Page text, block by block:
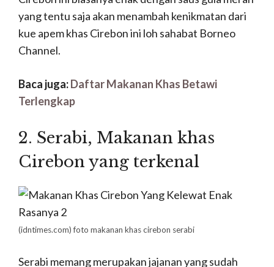
yang tentu saja akan menambah kenikmatan dari
kue apem khas Cirebon ini loh sahabat Borneo
Channel.
Baca juga:Daftar Makanan Khas Betawi
Terlengkap
2. Serabi, Makanan khas
Cirebon yang terkenal
(idntimes.com)foto makanan khas cirebon serabi
Serabi memang merupakan jajanan yang sudah